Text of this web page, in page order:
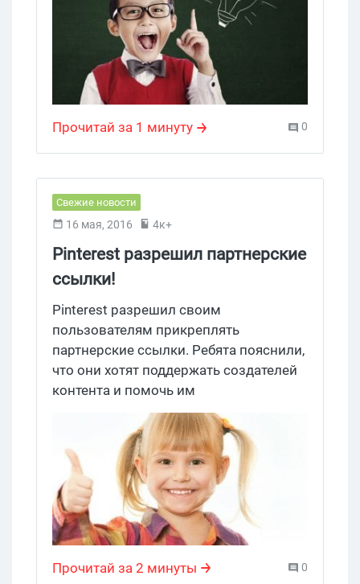
статей Instant Articles и начнет
проигрываться автоматически, как
только на экране засветится половина
рекламного
окна. #нужнобольшерекламы
Прочитай за 1 минуту 0
Свежие новости
16 мая, 2016 4к+
Pinterest разрешил партнерские
ссылки!
Pinterest разрешил своим
пользователям прикреплять
партнерские ссылки. Ребята пояснили,
что они хотят поддержать создателей
контента и помочь им
монетизироваться: мотивированные
пользователи ---> больше классного
контента ---> больше юзеров ---> все
довольны и с деньгами. Ну, не зря же
ходят слухи, что после запрета на
рефки, многие блоггеры начали реже
заходить на сайт, а некоторые и вовсе
Прочитай за 2 минуты
0